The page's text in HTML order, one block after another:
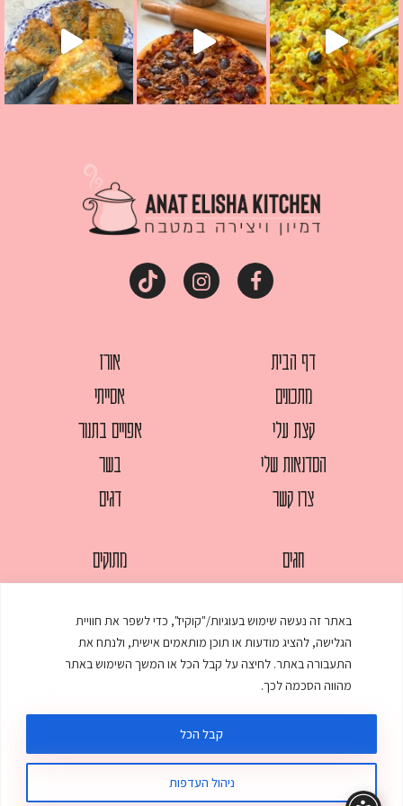
באתר זה נעשה שימוש בעוגיות/"קוקיז", כדי לשפר את חוויית
הגלישה, להציג מודעות או תוכן מותאמים אישית, ולנתח את
התעבורה באתר. לחיצה על קבל הכל או המשך השימוש באתר
מהווה הסכמה לכך.
ניהול העדפות
קבל הכל
דף הבית
מתכונים
קצת עלי
הסדנאות שלי
צרו קשר
אורז
אסייתי
אפויים בתנור
בשר
דגים
חגים
מאפים
ממולאים
מרקים
מתוקים
עוגות
עוף
© כל הזכויות שמורות לענת אלישע | עיצוב ובניית אתר